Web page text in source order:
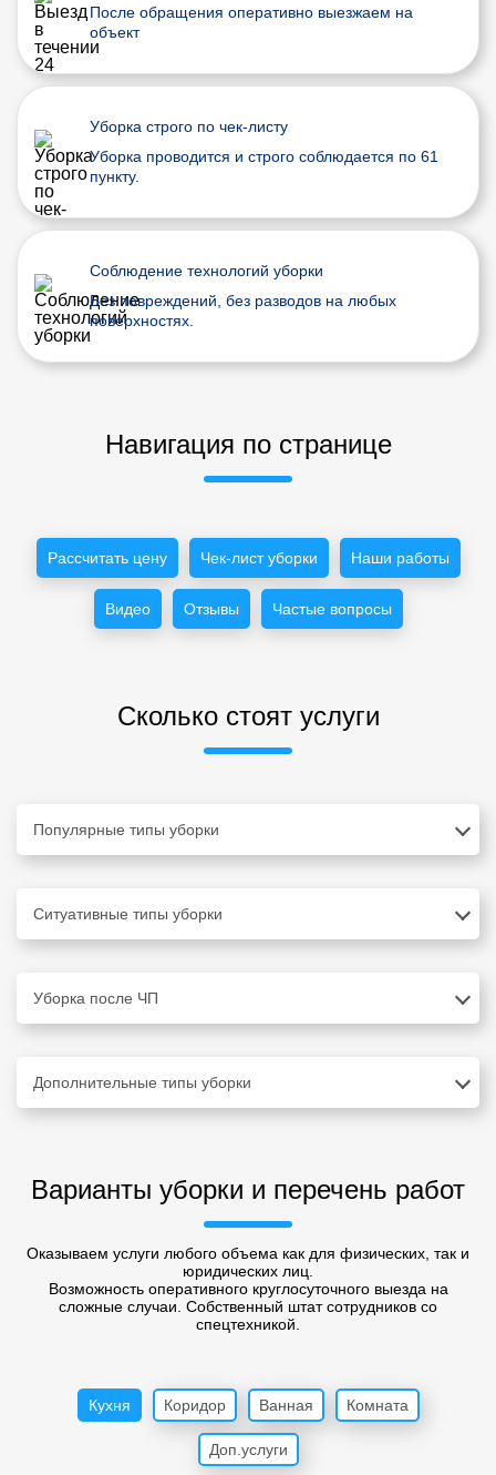
После обращения оперативно выезжаем на
объект
Уборка строго по чек-листу
Уборка проводится и строго соблюдается по 61
пункту.
Соблюдение технологий уборки
Без повреждений, без разводов на любых
поверхностях.
Навигация по странице
Рассчитать цену Чек-лист уборки Наши работы
Видео Отзывы Частые вопросы
Сколько стоят услуги
Популярные типы уборки
Ситуативные типы уборки
Уборка после ЧП
Дополнительные типы уборки
Варианты уборки и перечень работ
Оказываем услуги любого объема как для физических, так и
юридических лиц.
Возможность оперативного круглосуточного выезда на
сложные случаи. Собственный штат сотрудников со
спецтехникой.
Кухня Коридор Ванная Комната
Доп.услуги